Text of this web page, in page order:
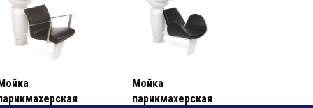
Мойка
парикмахерская